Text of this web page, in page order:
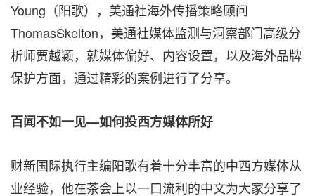
Young（阳歌），美通社海外传播策略顾问
ThomasSkelton，美通社媒体监测与洞察部门高级分
析师贾越颖，就媒体偏好、内容设置，以及海外品牌
保护方面，通过精彩的案例进行了分享。
百闻不如一见—如何投西方媒体所好
财新国际执行主编阳歌有着十分丰富的中西方媒体从
业经验，他在茶会上以一口流利的中文为大家分享了